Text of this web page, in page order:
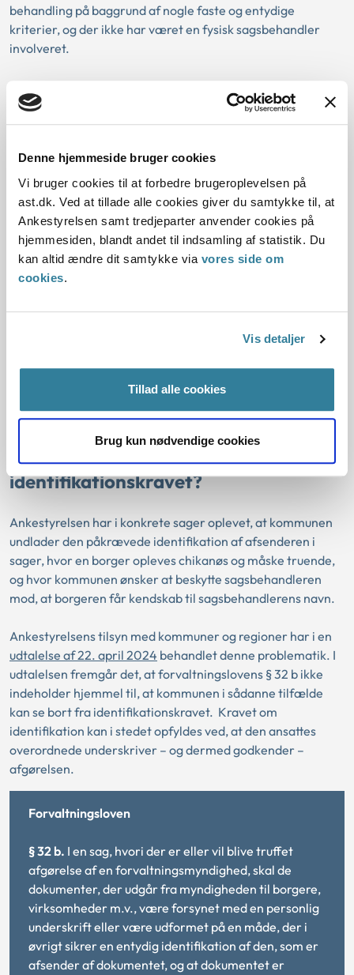
Denne hjemmeside bruger cookies
Vi bruger cookies til at forbedre brugeroplevelsen på
ast.dk. Ved at tillade alle cookies giver du samtykke til, at
Ankestyrelsen samt tredjeparter anvender cookies på
hjemmesiden, blandt andet til indsamling af statistik. Du
kan altid ændre dit samtykke via vores side om
cookies.
Vis detaljer
Tillad alle cookies
Brug kun nødvendige cookies
behandling på baggrund af nogle faste og entydige
kriterier, og der ikke har været en fysisk sagsbehandler
involveret.
sagsbehandling, men en fysisk sagsbehandler også er
involveret i sagsbehandlingen, gælder det almindelige
Hvem skal identificere sig?
Identifikationskravet påhviler ”afsenderen af dokumentet”.
Afsenderen af et dokument vil normalt være den
sagsbehandler, der har udfærdiget afgørelsen,
partshøringen eller lign. eller eventuelt sagsbehandlerens
Identifikationskravet er ikke opfyldt, hvis den medarbejder,
heller ikke opfyldt, hvis det alene er en myndighed – og ikke
en person – der identificerer sig.
Kan kommunen konkret fravige
identifikationskravet?
Ankestyrelsen har i konkrete sager oplevet, at kommunen
undlader den påkrævede identifikation af afsenderen i
sager, hvor en borger opleves chikanøs og måske truende,
og hvor kommunen ønsker at beskytte sagsbehandleren
mod, at borgeren får kendskab til sagsbehandlerens navn.
Ankestyrelsens tilsyn med kommuner og regioner har i en
udtalelse af 22. april 2024 behandlet denne problematik. I
udtalelsen fremgår det, at forvaltningslovens § 32 b ikke
indeholder hjemmel til, at kommunen i sådanne tilfælde
kan se bort fra identifikationskravet. Kravet om
identifikation kan i stedet opfyldes ved, at den ansattes
overordnede underskriver – og dermed godkender –
afgørelsen.
Forvaltningsloven
§ 32 b. I en sag, hvori der er eller vil blive truffet
afgørelse af en forvaltningsmyndighed, skal de
dokumenter, der udgår fra myndigheden til borgere,
virksomheder m.v., være forsynet med en personlig
underskrift eller være udformet på en måde, der i
øvrigt sikrer en entydig identifikation af den, som er
afsender af dokumentet, og at dokumentet er